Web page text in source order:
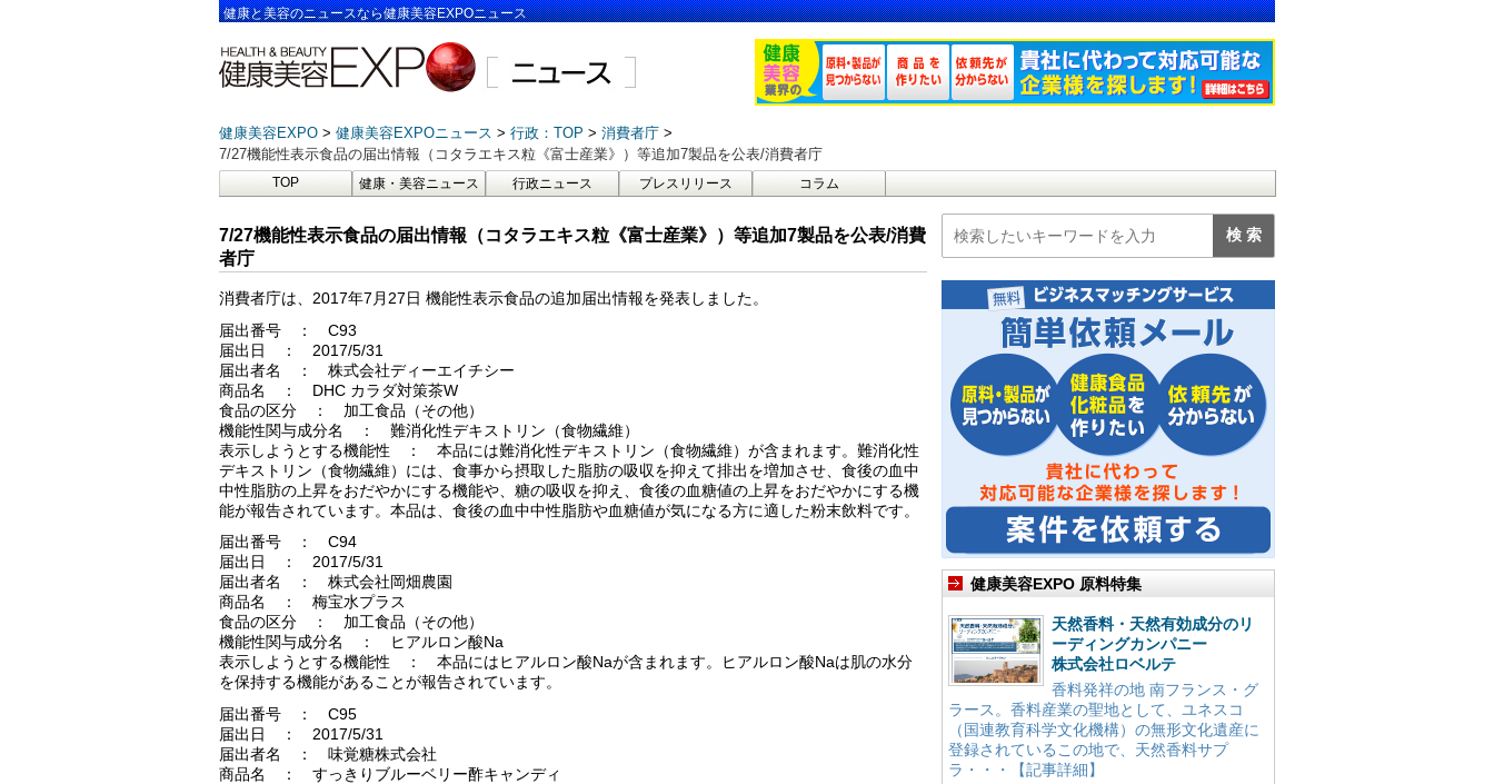
健康と美容のニュースなら健康美容EXPOニュース
健康美容EXPO 健康美容EXPOニュース 行政：TOP
消費者庁
7/27機能性表示食品の届出情報（コタラエキス粒《富士産業》）等追加7製品を公表/消費者庁
TOP 健康・美容ニュース 行政ニュース プレスリリース コラム
7/27機能性表示食品の届出情報（コタラエキス粒《富士産業》）等追加7製品を公表/消費
者庁
消費者庁は、2017年7月27日 機能性表示食品の追加届出情報を発表しました。
届出番号 ： C93
届出日 ： 2017/5/31
届出者名 ： 株式会社ディーエイチシー
商品名 ： DHC カラダ対策茶W
食品の区分 ： 加工食品（その他）
機能性関与成分名 ： 難消化性デキストリン（食物繊維）
表示しようとする機能性 ： 本品には難消化性デキストリン（食物繊維）が含まれます。難消化性
デキストリン（食物繊維）には、食事から摂取した脂肪の吸収を抑えて排出を増加させ、食後の血中
中性脂肪の上昇をおだやかにする機能や、糖の吸収を抑え、食後の血糖値の上昇をおだやかにする機
能が報告されています。本品は、食後の血中中性脂肪や血糖値が気になる方に適した粉末飲料です。
届出番号 ： C94
届出日 ： 2017/5/31
届出者名 ： 株式会社岡畑農園
商品名 ： 梅宝水プラス
食品の区分 ： 加工食品（その他）
機能性関与成分名 ： ヒアルロン酸Na
表示しようとする機能性 ： 本品にはヒアルロン酸Naが含まれます。ヒアルロン酸Naは肌の水分
を保持する機能があることが報告されています。
届出番号 ： C95
届出日 ： 2017/5/31
届出者名 ： 味覚糖株式会社
商品名 ： すっきりブルーベリー酢キャンディ
健康美容EXPO 原料特集
天然香料・天然有効成分のリ
ーディングカンパニー
株式会社ロベルテ
香料発祥の地 南フランス・グ
ラース。香料産業の聖地として、ユネスコ
（国連教育科学文化機構）の無形文化遺産に
登録されているこの地で、天然香料サプ
ラ・・・【記事詳細】